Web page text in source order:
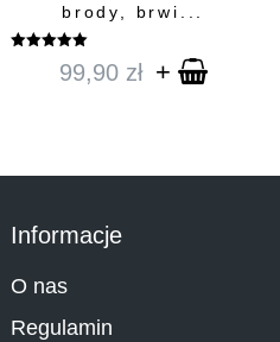
brody, brwi...
5.0099,90 zł +
Informacje
O nas
Regulamin